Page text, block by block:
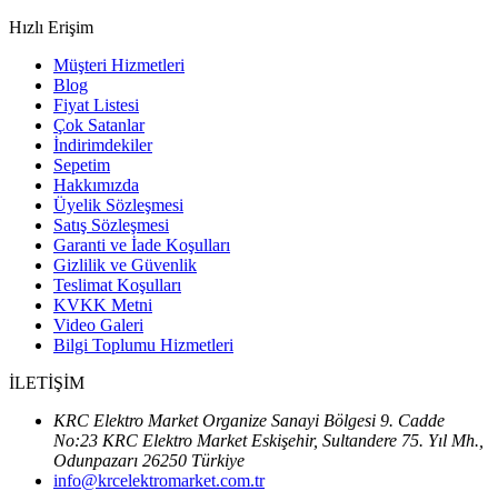
Hızlı Erişim
Müşteri Hizmetleri
Blog
Fiyat Listesi
Çok Satanlar
İndirimdekiler
Sepetim
Hakkımızda
Üyelik Sözleşmesi
Satış Sözleşmesi
Garanti ve İade Koşulları
Gizlilik ve Güvenlik
Teslimat Koşulları
KVKK Metni
Video Galeri
Bilgi Toplumu Hizmetleri
İLETİŞİM
KRC Elektro Market Organize Sanayi Bölgesi 9. Cadde
No:23 KRC Elektro Market Eskişehir, Sultandere 75. Yıl Mh.,
Odunpazarı 26250 Türkiye
info@krcelektromarket.com.tr